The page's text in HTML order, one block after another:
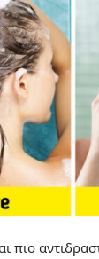
πιο